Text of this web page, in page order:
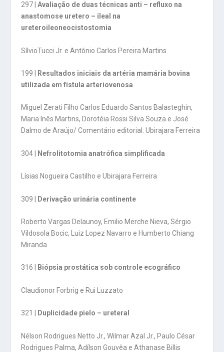
297 |Avaliação de duas técnicas anti – refluxo na
anastomose uretero – ileal na
ureteroileoneocistostomia
SílvioTucci Jr. e Antônio Carlos Pereira Martins
199 |
Resultados iniciais da artéria mamária bovina
utilizada em fístula arteriovenosa
Miguel Zerati Filho Carlos Eduardo Santos Balasteghin,
Maria Inês Martins, Dorotéia Rossi Silva Souza e José
Dalmo de Araújo/ Comentário editorial: Ubirajara Ferreira
304 | Nefrolitotomia anatrófica simplificada
Lísias Nogueira Castilho e Ubirajara Ferreira
309 | Derivação urinária continente
Roberto Vargas Delaunoy, Emilio Merche Nieva, Sérgio
Vildosola Bocic, Luiz Lopez Navarro e Humberto Chiang
Miranda
316 | Biópsia prostática sob controle ecográfico
Claudionor Forbrig e Rui Luzzato
321 | Duplicidade pielo – ureteral
Nélson Rodrigues Netto Jr., Wilmar Azal Jr., Paulo César
Rodrigues Palma, Adílson Gouvêa e Athanase Billis